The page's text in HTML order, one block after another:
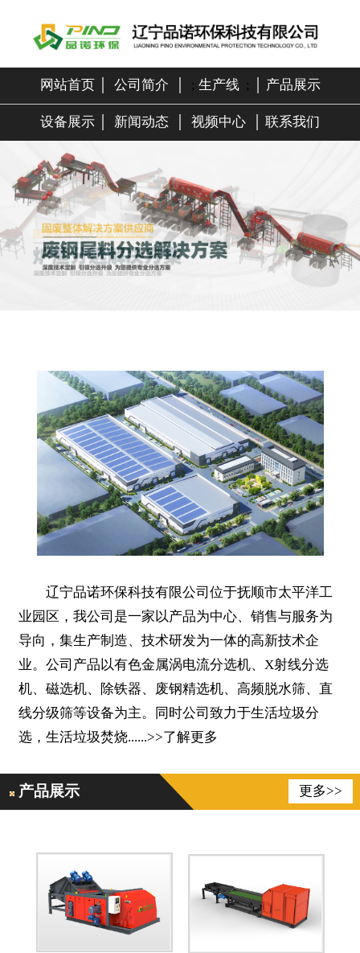
网站首页 公司简介 ; 生产线; 产品展示
设备展示 新闻动态 视频中心 联系我们
辽宁品诺环保科技有限公司位于抚顺市太平洋工
业园区，我公司是一家以产品为中心、销售与服务为
导向，集生产制造、技术研发为一体的高新技术企
业。公司产品以有色金属涡电流分选机、X射线分选
机、磁选机、除铁器、废钢精选机、高频脱水筛、直
线分级筛等设备为主。同时公司致力于生活垃圾分
选，生活垃圾焚烧......>>了解更多
产品展示 更多>>